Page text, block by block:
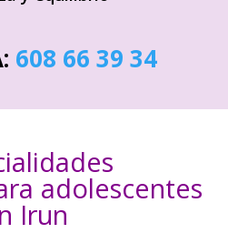
608 66 39 34
adolescentes
Irun